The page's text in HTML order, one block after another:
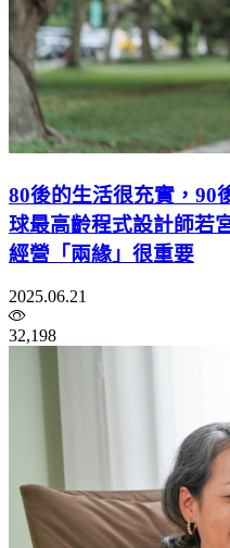
80後的生活很充實，90
球最高齡程式設計師若
經營「兩緣」很重要
2025.06.21
32,198